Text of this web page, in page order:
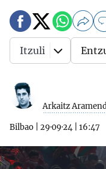
Arkaitz
Bilbao 29·09·24 16:47
Itzuli